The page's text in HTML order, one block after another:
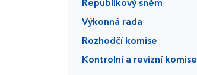
Republikový sněm
Výkonná rada
Rozhodčí komise
Kontrolní a revizní komise